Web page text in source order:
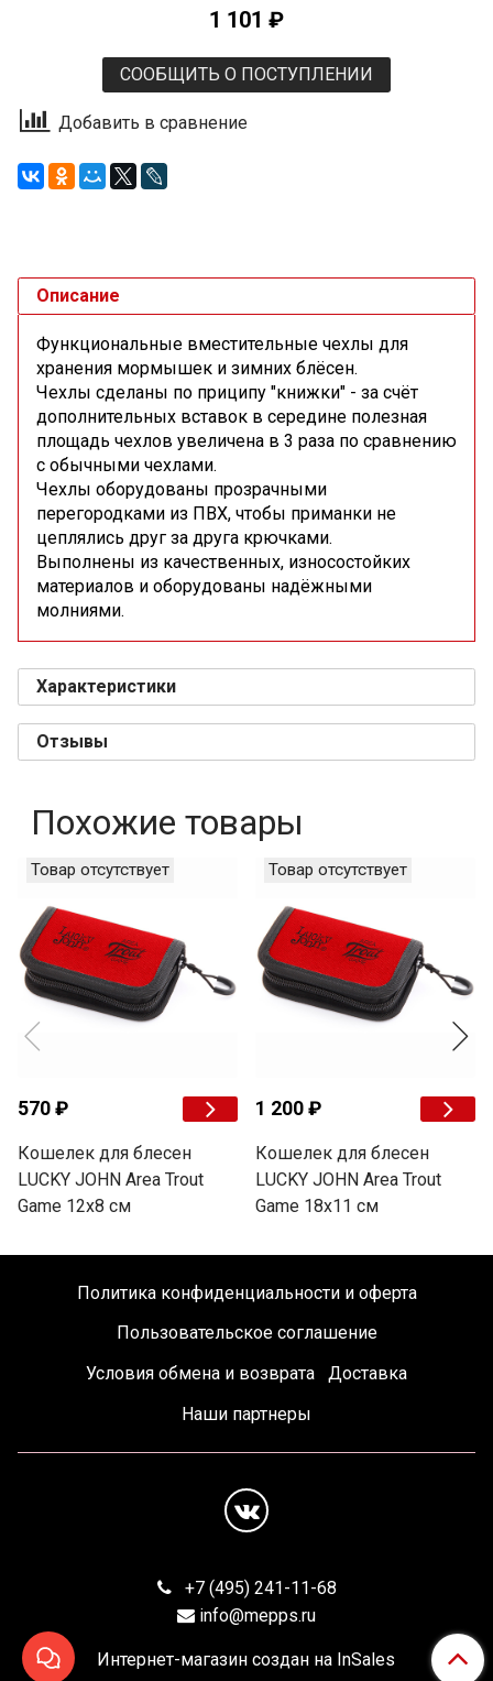
1 101 ₽
СООБЩИТЬ О ПОСТУПЛЕНИИ
Добавить в сравнение
Описание
Функциональные вместительные чехлы для
хранения мормышек и зимних блёсен.
Чехлы сделаны по приципу "книжки" - за счёт
дополнительных вставок в середине полезная
площадь чехлов увеличена в 3 раза по сравнению
с обычными чехлами.
Чехлы оборудованы прозрачными
перегородками из ПВХ, чтобы приманки не
цеплялись друг за друга крючками.
Выполнены из качественных, износостойких
материалов и оборудованы надёжными
молниями.
Характеристики
Отзывы
Похожие товары
Товар отсутствует
570 ₽
Кошелек для блесен
LUCKY JOHN Area Trout
Game 12х8 см
Товар отсутствует
1 200 ₽
Кошелек для блесен
LUCKY JOHN Area Trout
Game 18х11 см
Политика конфиденциальности и оферта
Пользовательское соглашение
Условия обмена и возврата
Доставка
Наши партнеры
+7 (495) 241-11-68
info@mepps.ru
Интернет-магазин создан на InSales